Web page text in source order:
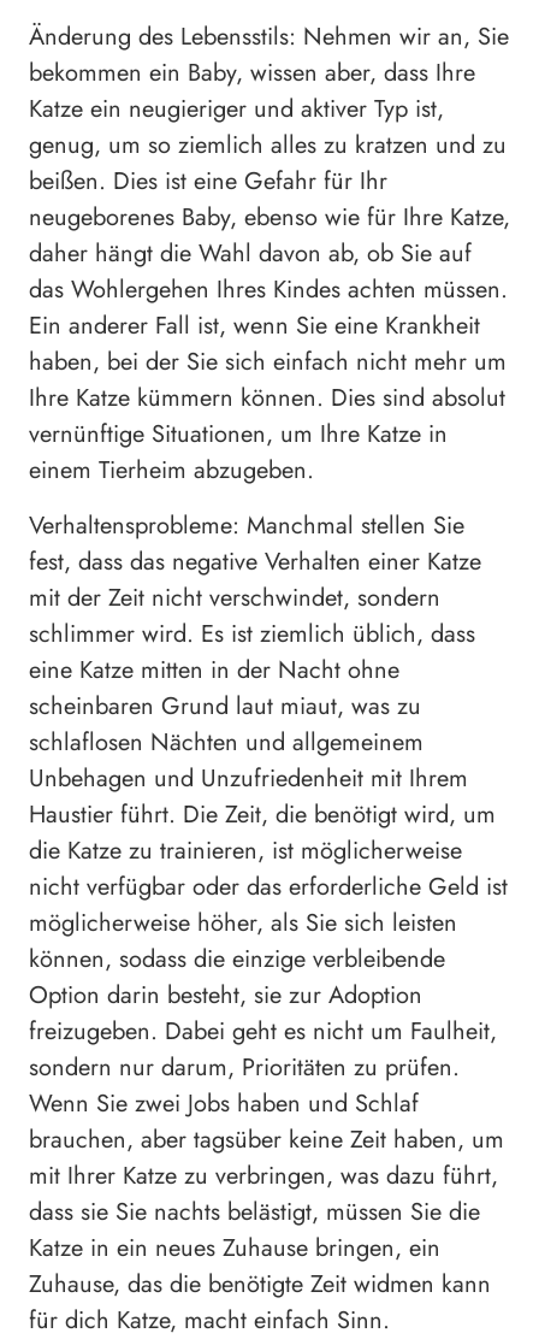
Änderung des Lebensstils: Nehmen wir an, Sie
bekommen ein Baby, wissen aber, dass Ihre
Katze ein neugieriger und aktiver Typ ist,
genug, um so ziemlich alles zu kratzen und zu
beißen. Dies ist eine Gefahr für Ihr
neugeborenes Baby, ebenso wie für Ihre Katze,
daher hängt die Wahl davon ab, ob Sie auf
das Wohlergehen Ihres Kindes achten müssen.
Ein anderer Fall ist, wenn Sie eine Krankheit
haben, bei der Sie sich einfach nicht mehr um
Ihre Katze kümmern können. Dies sind absolut
vernünftige Situationen, um Ihre Katze in
einem Tierheim abzugeben.
Verhaltensprobleme: Manchmal stellen Sie
fest, dass das negative Verhalten einer Katze
mit der Zeit nicht verschwindet, sondern
schlimmer wird. Es ist ziemlich üblich, dass
eine Katze mitten in der Nacht ohne
scheinbaren Grund laut miaut, was zu
schlaflosen Nächten und allgemeinem
Unbehagen und Unzufriedenheit mit Ihrem
Haustier führt. Die Zeit, die benötigt wird, um
die Katze zu trainieren, ist möglicherweise
nicht verfügbar oder das erforderliche Geld ist
möglicherweise höher, als Sie sich leisten
können, sodass die einzige verbleibende
Option darin besteht, sie zur Adoption
freizugeben. Dabei geht es nicht um Faulheit,
sondern nur darum, Prioritäten zu prüfen.
Wenn Sie zwei Jobs haben und Schlaf
brauchen, aber tagsüber keine Zeit haben, um
mit Ihrer Katze zu verbringen, was dazu führt,
dass sie Sie nachts belästigt, müssen Sie die
Katze in ein neues Zuhause bringen, ein
Zuhause, das die benötigte Zeit widmen kann
für dich Katze, macht einfach Sinn.